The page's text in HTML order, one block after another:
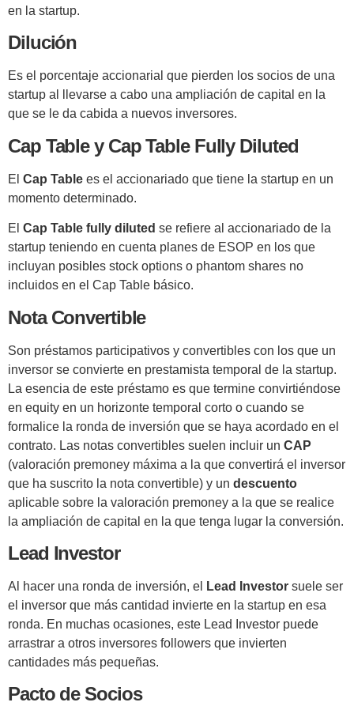
en la startup.
Dilución
Es el porcentaje accionarial que pierden los socios de una
startup al llevarse a cabo una ampliación de capital en la
que se le da cabida a nuevos inversores.
Cap Table y Cap Table Fully Diluted
El Cap Table es el accionariado que tiene la startup en un
momento determinado.
El Cap Table fully diluted se refiere al accionariado de la
startup teniendo en cuenta planes de ESOP en los que
incluyan posibles stock options o phantom shares no
incluidos en el Cap Table básico.
Nota Convertible
Son préstamos participativos y convertibles con los que un
inversor se convierte en prestamista temporal de la startup.
La esencia de este préstamo es que termine convirtiéndose
en equity en un horizonte temporal corto o cuando se
formalice la ronda de inversión que se haya acordado en el
contrato. Las notas convertibles suelen incluir un CAP
(valoración premoney máxima a la que convertirá el inversor
que ha suscrito la nota convertible) y un descuento
aplicable sobre la valoración premoney a la que se realice
la ampliación de capital en la que tenga lugar la conversión.
Lead Investor
Al hacer una ronda de inversión, el Lead Investor suele ser
el inversor que más cantidad invierte en la startup en esa
ronda. En muchas ocasiones, este Lead Investor puede
arrastrar a otros inversores followers que invierten
cantidades más pequeñas.
Pacto de Socios